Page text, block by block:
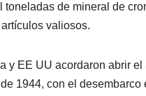
de mineral de
valiosos.
y EE UU acordaron abrir
1944, con el